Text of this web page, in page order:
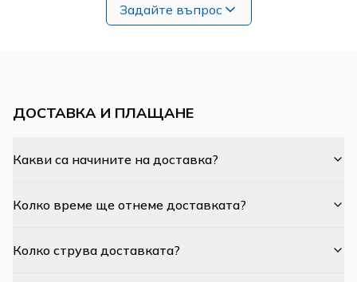
Задайте въпрос
ДОСТАВКА И ПЛАЩАНЕ
Какви са начините на доставка?
Колко време ще отнеме доставката?
Колко струва доставката?